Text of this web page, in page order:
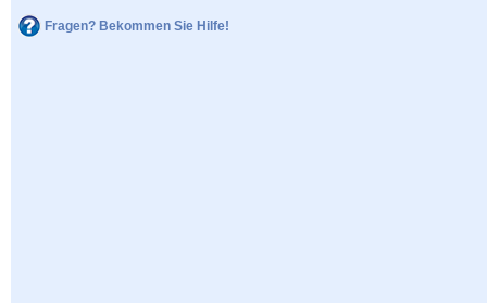
Fragen? Bekommen Sie Hilfe!